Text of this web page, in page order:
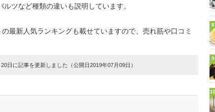
ツなど種類の違いも説明しています。
最新人気ランキングも載せていますので、売れ筋や口コミ
日に記事を更新しました（公開日2019年07月09日）
8
9